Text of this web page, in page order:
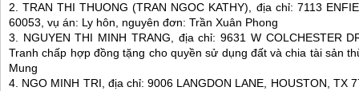
2. TRAN THI THUONG (TRAN NGOC KATHY), địa chỉ: 7113
60053, vụ án: Ly hôn, nguyên đơn: Trần Xuân Phong
3. NGUYEN THI MINH TRANG, địa chỉ: 9631 W COLCHESTER
Tranh chấp hợp đồng tặng cho quyền sử dụng đất và chia tài sản
Mung
4. NGO MINH TRI, địa chỉ: 9006 LANGDON LANE, HOUSTON, TX